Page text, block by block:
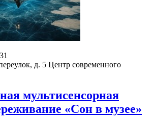
д. 5 Центр современного
мультисенсорная
«Сон в музее»